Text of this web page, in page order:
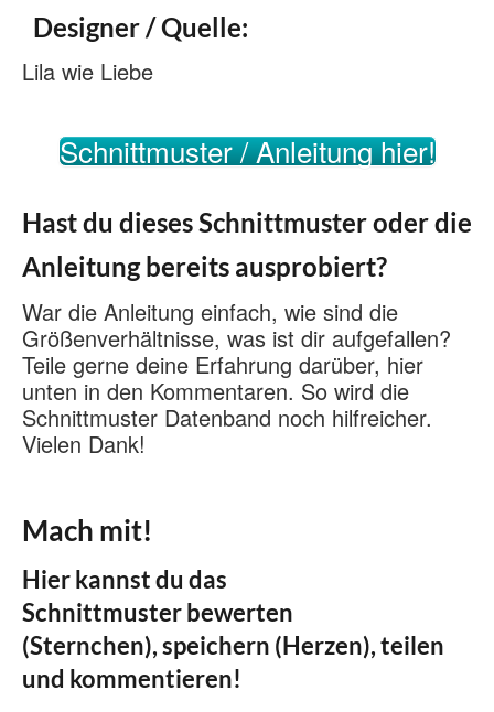
Designer / Quelle:
Lila wie Liebe
Schnittmuster / Anleitung hier!
Hast du dieses Schnittmuster oder die
Anleitung bereits ausprobiert?
War die Anleitung einfach, wie sind die
Größenverhältnisse, was ist dir aufgefallen?
Teile gerne deine Erfahrung darüber, hier
unten in den Kommentaren. So wird die
Schnittmuster Datenband noch hilfreicher.
Vielen Dank!
Mach mit!
Hier kannst du das
Schnittmuster bewerten
(Sternchen), speichern (Herzen), teilen
und kommentieren!